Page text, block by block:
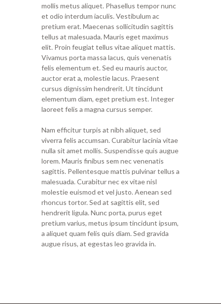
mollis metus aliquet. Phasellus tempor nunc
et odio interdum iaculis. Vestibulum ac
pretium erat. Maecenas sollicitudin sagittis
tellus at malesuada. Mauris eget maximus
elit. Proin feugiat tellus vitae aliquet mattis.
Vivamus porta massa lacus, quis venenatis
felis elementum et. Sed eu mauris auctor,
auctor erat a, molestie lacus. Praesent
cursus dignissim hendrerit. Ut tincidunt
elementum diam, eget pretium est. Integer
laoreet felis a magna cursus semper.
Nam efficitur turpis at nibh aliquet, sed
viverra felis accumsan. Curabitur lacinia vitae
nulla sit amet mollis. Suspendisse quis augue
lorem. Mauris finibus sem nec venenatis
sagittis. Pellentesque mattis pulvinar tellus a
malesuada. Curabitur nec ex vitae nisl
molestie euismod et vel justo. Aenean sed
rhoncus tortor. Sed at sagittis elit, sed
hendrerit ligula. Nunc porta, purus eget
pretium varius, metus ipsum tincidunt ipsum,
a aliquet quam felis quis diam. Sed gravida
augue risus, at egestas leo gravida in.